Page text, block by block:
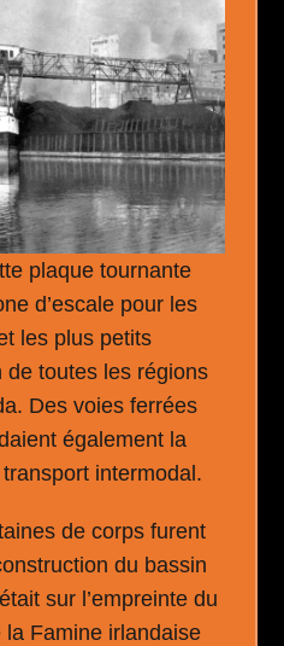
plaque tournante
d’escale pour les
les plus petits
de toutes les régions
Des voies ferrées
également la
intermodal.
de corps furent
du bassin
sur l’empreinte du
Famine irlandaise